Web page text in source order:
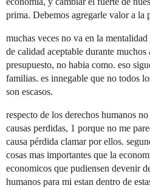
prima. Debemos agregarle valor a
muchas veces no va en la
de calidad aceptable durante muchos
presupuesto, no habia como. eso
familias. es innegable que no todos
son escasos.
respecto de los derechos humanos
causas perdidas, 1 porque no me
causa pérdida clamar por ellos.
cosas mas importantes que la
economicos que pudiensen devenir
humanos para mi estan dentro de